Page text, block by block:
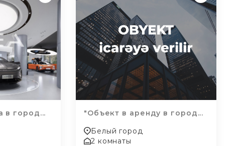
в город...
"Объект в аренду в город...
Белый город
2 комнаты